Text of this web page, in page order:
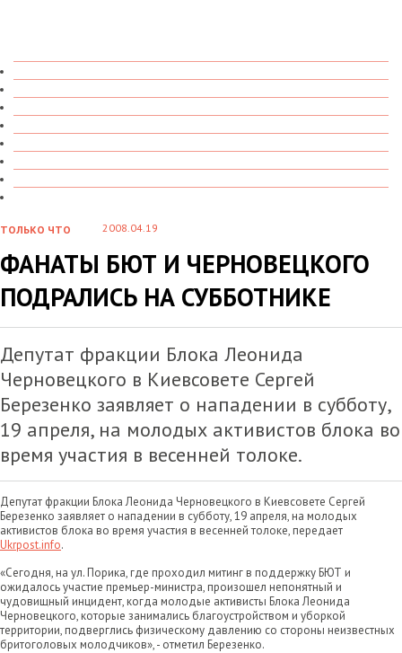
ТОЛЬКО ЧТО 2008.04.19
ФАНАТЫ БЮТ И ЧЕРНОВЕЦКОГО
ПОДРАЛИСЬ НА СУББОТНИКЕ
Депутат фракции Блока Леонида
Черновецкого в Киевсовете Сергей
Березенко заявляет о нападении в субботу,
19 апреля, на молодых активистов блока во
время участия в весенней толоке.
Депутат фракции Блока Леонида Черновецкого в Киевсовете Сергей
Березенко заявляет о нападении в субботу, 19 апреля, на молодых
активистов блока во время участия в весенней толоке, передает
Ukrpost.info.
«Сегодня, на ул. Порика, где проходил митинг в поддержку БЮТ и
ожидалось участие премьер-министра, произошел непонятный и
чудовищный инцидент, когда молодые активисты Блока Леонида
Черновецкого, которые занимались благоустройством и уборкой
территории, подверглись физическому давлению со стороны неизвестных
бритоголовых молодчиков», - отметил Березенко.